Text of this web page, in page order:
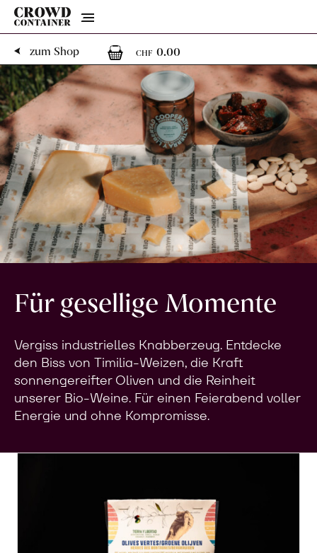
Menu
zum Shop
CHF 0.00
Für gesellige Momente
Vergiss industrielles Knabberzeug. Entdecke
den Biss von Timilia-Weizen, die Kraft
sonnengereifter Oliven und die Reinheit
unserer Bio-Weine. Für einen Feierabend voller
Energie und ohne Kompromisse.